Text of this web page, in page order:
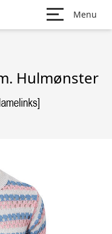
Menu
Hulmønster